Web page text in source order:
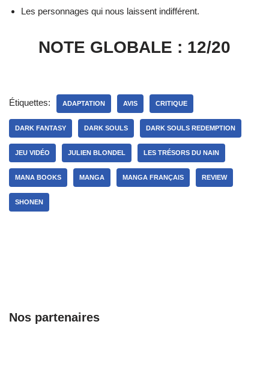
Les personnages qui nous laissent indifférent.
NOTE GLOBALE : 12/20
Étiquettes: ADAPTATION AVIS CRITIQUE
DARK FANTASY DARK SOULS DARK SOULS REDEMPTION
JEU VIDÉO JULIEN BLONDEL LES TRÉSORS DU NAIN
MANA BOOKS MANGA MANGA FRANÇAIS REVIEW
SHONEN
Nos partenaires